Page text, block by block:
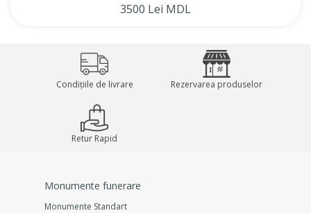
3500 Lei MDL
Condițiile de livrare Rezervarea produselor
Retur Rapid
Monumente funerare
Monumente Standart